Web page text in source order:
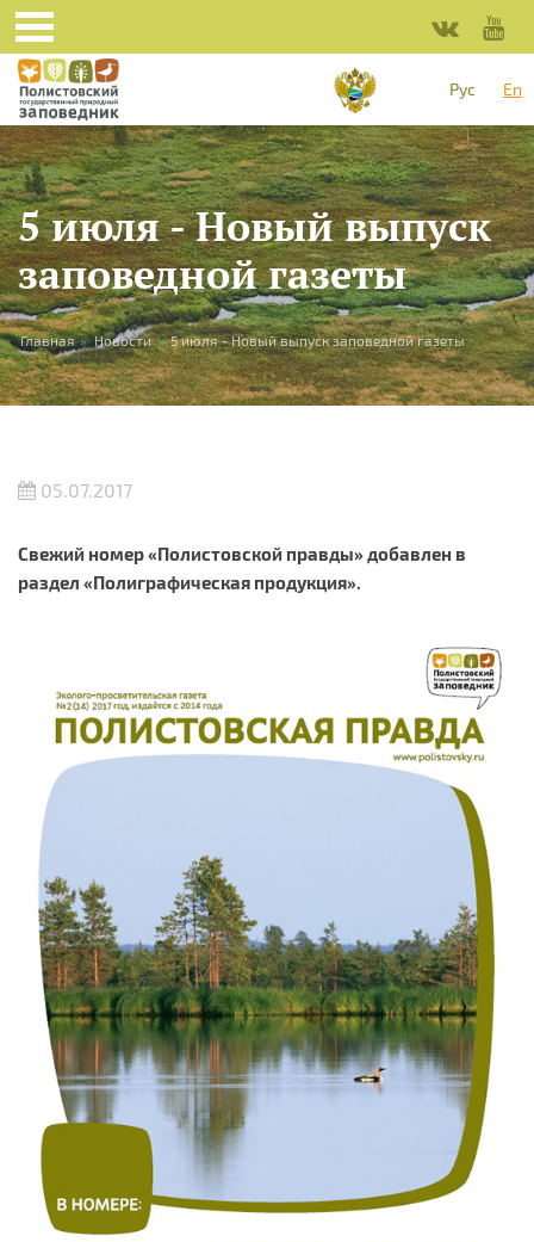
Skip to main content
Рус
En
5 июля - Новый выпуск
заповедной газеты
You are here
Главная » Новости » 5 июля - Новый выпуск заповедной газеты
05.07.2017
Свежий номер «Полистовской правды» добавлен в
раздел «Полиграфическая продукция».